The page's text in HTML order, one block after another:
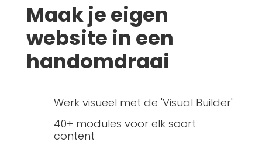
Maak je eigen
website in een
handomdraai
Werk visueel met de 'Visual Builder'
40+ modules voor elk soort
content